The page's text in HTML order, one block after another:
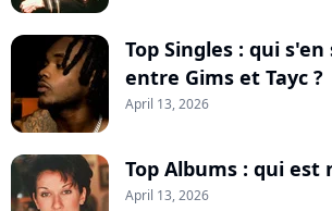
Top Singles : qui
entre Gims et Tayc ?
April 13, 2026
Top Albums : qui est
April 13, 2026